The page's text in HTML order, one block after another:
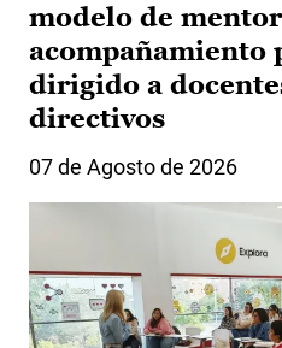
modelo de
acompañamiento
dirigido a
directivos
07 de Agosto de 2026